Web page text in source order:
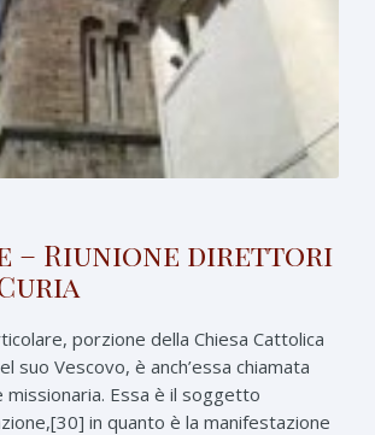
– Riunione direttori
porzione della Chiesa Cattolica
suo Vescovo, è anch’essa chiamata
missionaria. Essa è il soggetto
in quanto è la manifestazione